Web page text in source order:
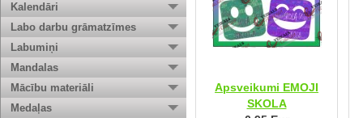
Kalendāri
Labo darbu grāmatzīmes
Labumiņi
Mandalas
Mācību materiāli
Medaļas
Apsveikumi EMOJI
SKOLA